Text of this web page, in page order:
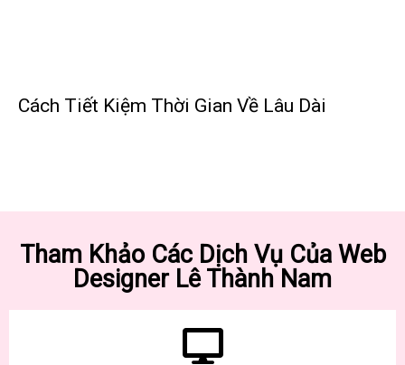
Cách Tiết Kiệm Thời Gian Về Lâu Dài
Tham Khảo Các Dịch Vụ Của Web
Designer Lê Thành Nam